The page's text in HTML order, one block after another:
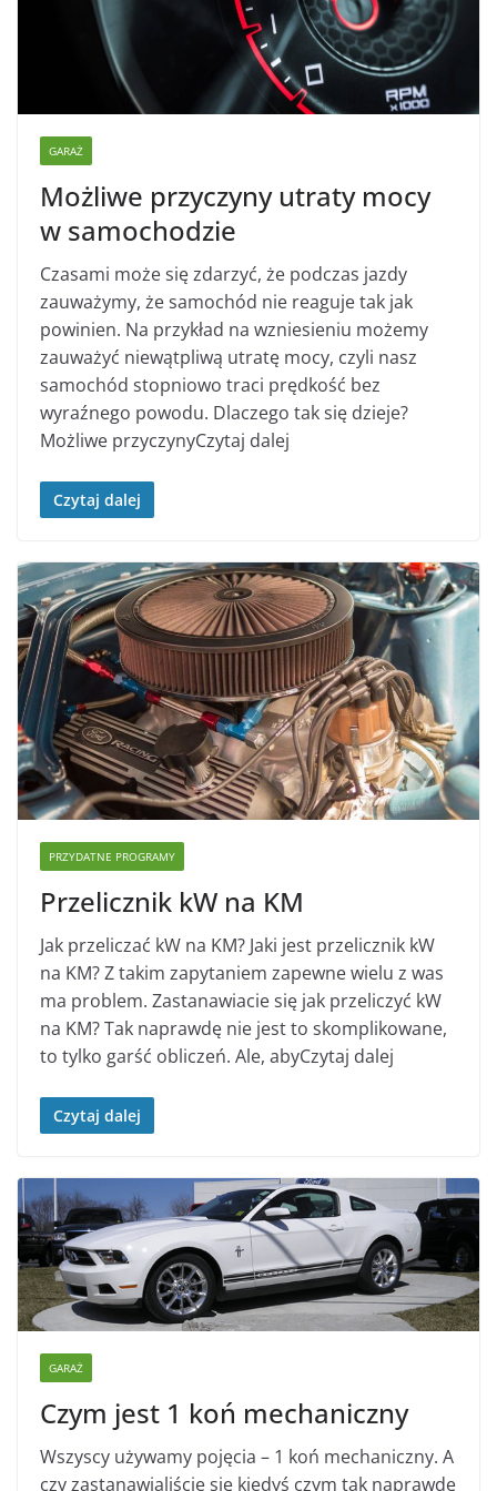
GARAŻ
Możliwe przyczyny utraty mocy
w samochodzie
Czasami może się zdarzyć, że podczas jazdy
zauważymy, że samochód nie reaguje tak jak
powinien. Na przykład na wzniesieniu możemy
zauważyć niewątpliwą utratę mocy, czyli nasz
samochód stopniowo traci prędkość bez
wyraźnego powodu. Dlaczego tak się dzieje?
Możliwe przyczynyCzytaj dalej
Czytaj dalej
PRZYDATNE PROGRAMY
Przelicznik kW na KM
Jak przeliczać kW na KM? Jaki jest przelicznik kW
na KM? Z takim zapytaniem zapewne wielu z was
ma problem. Zastanawiacie się jak przeliczyć kW
na KM? Tak naprawdę nie jest to skomplikowane,
to tylko garść obliczeń. Ale, abyCzytaj dalej
Czytaj dalej
GARAŻ
Czym jest 1 koń mechaniczny
Wszyscy używamy pojęcia – 1 koń mechaniczny. A
czy zastanawialiście się kiedyś czym tak naprawdę